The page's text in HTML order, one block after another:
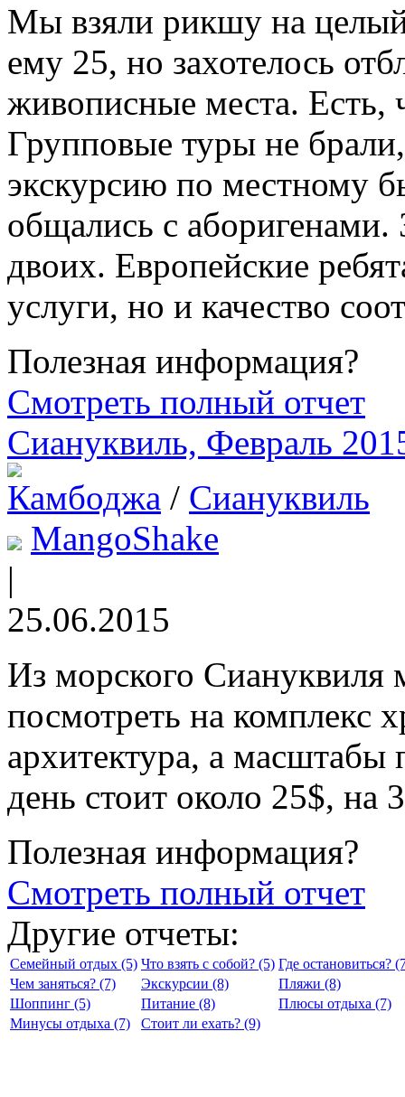
Мы взяли рикшу на целый
ему 25, но захотелось
живописные места. Есть,
Групповые туры не
экскурсию по местному
общались с аборигенами.
двоих. Европейские
услуги, но и качество
Полезная информация?
Смотреть полный отчет
Сиануквиль, Февраль
Камбоджа / Сиануквиль
MangoShake
|
25.06.2015
Из морского
посмотреть на комплекс
архитектура, а
день стоит около 25$, на
Полезная информация?
Смотреть полный отчет
Другие отчеты:
Семейный отдых (5) Что взять с собой? (5) Где остановиться?
Чем заняться? (7)
Экскурсии (8)
Пляжи (8)
Шоппинг (5)
Питание (8)
Плюсы отдыха (7)
Минусы отдыха (7)
Стоит ли ехать? (9)